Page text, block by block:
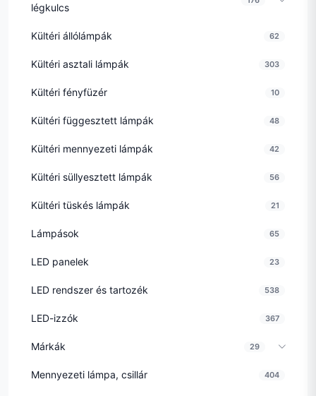
légkulcs
Kültéri állólámpák 62
Kültéri asztali lámpák 303
Kültéri fényfüzér 10
Kültéri függesztett lámpák 48
Kültéri mennyezeti lámpák 42
Kültéri süllyesztett lámpák 56
Kültéri tüskés lámpák 21
Lámpások 65
LED panelek 23
LED rendszer és tartozék 538
LED-izzók 367
Márkák 29
Mennyezeti lámpa, csillár 404